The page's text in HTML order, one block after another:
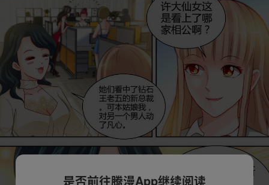
是否前往腾漫App继续阅读